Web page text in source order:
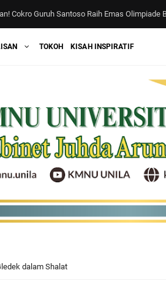
Cokro Guruh Santoso Raih Emas Olimpiade
KABINET JUHDA ARUNIKA 2026-2027
Penuh Makna) : Meneguhkan
KEPENGURUSAN NASIONAL KMNU
Al-Wasi'i : Kegiatan Berdampak di Bulan
FILOSOFI KABINET KMNU UNILA 2026 :
Modernitas: Refleksi 15 Tahun KMNU
TOKOH KISAH INSPIRATIF
dalam Shalat